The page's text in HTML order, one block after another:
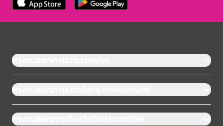
หางานแยกตามประเภทงาน
หางานแยกตามเขตในกรุงเทพมหานคร
หางานแยกตามจังหวัดในประเทศไทย